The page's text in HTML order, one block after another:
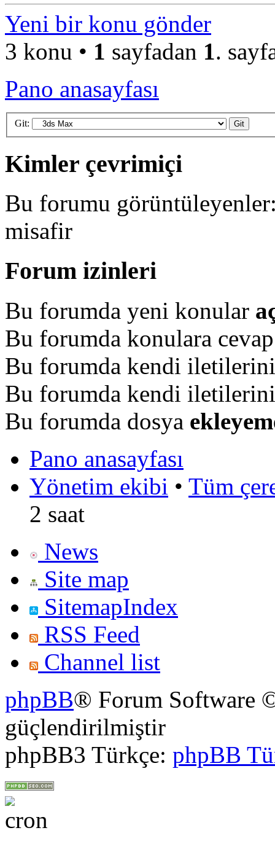
Yeni bir konu gönder
3 konu • 1 sayfadan 1.
Pano anasayfası
Git:
Kimler çevrimiçi
Bu forumu
misafir
Forum izinleri
Bu forumda yeni konular
Bu forumda konulara
Bu forumda kendi
Bu forumda kendi
Bu forumda dosya
Pano anasayfası
Yönetim ekibi • Tüm
2 saat
News
Site map
SitemapIndex
RSS Feed
Channel list
phpBB® Forum Software
güçlendirilmiştir
phpBB3 Türkçe: phpBB